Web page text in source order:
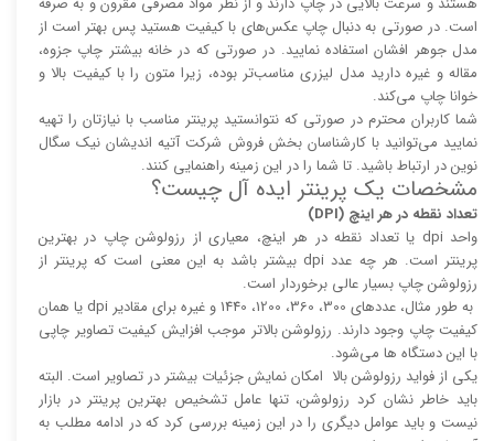
است. در صورتی به دنبال چاپ عکس‌های با کیفیت هستید پس بهتر است از
مدل جوهر افشان استفاده نمایید. در صورتی که در خانه بیشتر چاپ جزوه،
مقاله و غیره دارید مدل لیزری مناسب‌تر بوده، زیرا متون را با کیفیت بالا و
خوانا چاپ می‌کند.
شما کاربران محترم در صورتی که نتوانستید پرینتر مناسب با نیازتان را تهیه
نمایید می‌توانید با کارشناسان بخش فروش شرکت آتیه اندیشان نیک سگال
نوین در ارتباط باشید. تا شما را در این زمینه راهنمایی کنند.
مشخصات یک پرینتر ایده آل چیست؟
تعداد نقطه در هر اینچ (DPI)
واحد dpi یا تعداد نقطه در هر اینچ، معیاری از رزولوشن چاپ در بهترین
پرینتر است. هر چه عدد dpi بیشتر باشد به این معنی است که پرینتر از
رزولوشن چاپ بسیار عالی برخوردار است.
به طور مثال، عدد‌های 300، 360، 1200، 1440 و غیره برای مقادیر dpi یا همان
کیفیت چاپ وجود دارند. رزولوشن بالا‌‌تر موجب افزایش کیفیت تصاویر چاپی
با این دستگاه ها می‌شود.
یکی از فواید رزولوشن بالا امکان نمایش جزئیات بیشتر در تصاویر است. البته
باید خاطر نشان کرد رزولوشن، تنها عامل تشخیص بهترین پرینتر در بازار
نیست و باید عوامل دیگری را در این زمینه بررسی کرد که در ادامه مطلب به